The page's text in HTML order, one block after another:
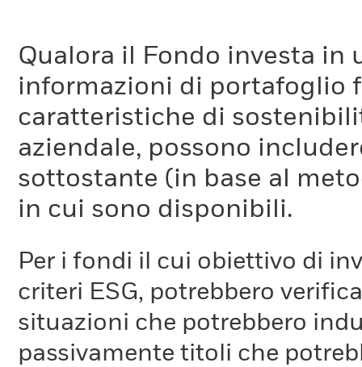
Qualora il Fondo investa in
informazioni di portafoglio
caratteristiche di
aziendale, possono
sottostante (in base al
in cui sono disponibili.
Per i fondi il cui obiettivo di
criteri ESG, potrebbero
situazioni che potrebbero
passivamente titoli che